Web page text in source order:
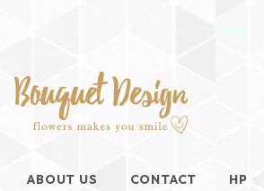
ABOUT US CONTACT HP